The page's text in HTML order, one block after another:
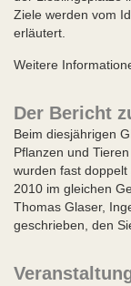
Ziele werden vom
erläutert.
Weitere
Der Bericht
Beim diesjährigen
Pflanzen und
wurden fast doppelt
2010 im gleichen
Thomas Glaser,
geschrieben, den